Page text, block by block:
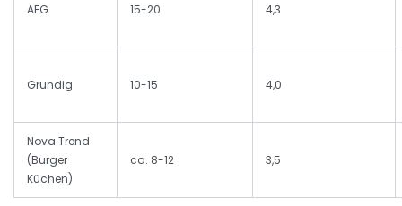
AEG 15-20 4,3
Grundig 10-15 4,0
Nova Trend
(Burger
Küchen)
ca. 8-12 3,5